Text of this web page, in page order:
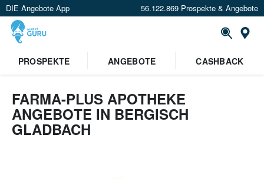
DIE Angebote App 56.122.869 Prospekte & Angebote
PROSPEKTE
ANGEBOTE CASHBACK
FARMA-PLUS APOTHEKE
ANGEBOTE IN BERGISCH
GLADBACH